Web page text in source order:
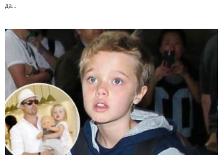
да...